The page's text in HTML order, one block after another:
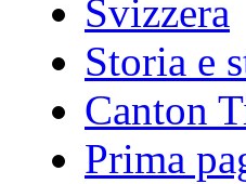
Svizzera
Storia e
Canton
Prima